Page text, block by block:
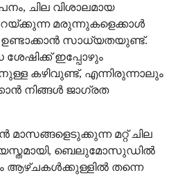
ചില വിശാലമായ
മരുന്നുകളെക്കാൾ
സാധ്യതയുണ്ട്.
ഇപ്പോഴും
കഴിവുണ്ട്, എന്നിരുന്നാലും
നിങ്ങൾ ജാഗ്രത
മറ്റ് ചില
ബെലുമോസുഡിൽ
ആഴ്ചകൾക്കുള്ളിൽ തന്നെ